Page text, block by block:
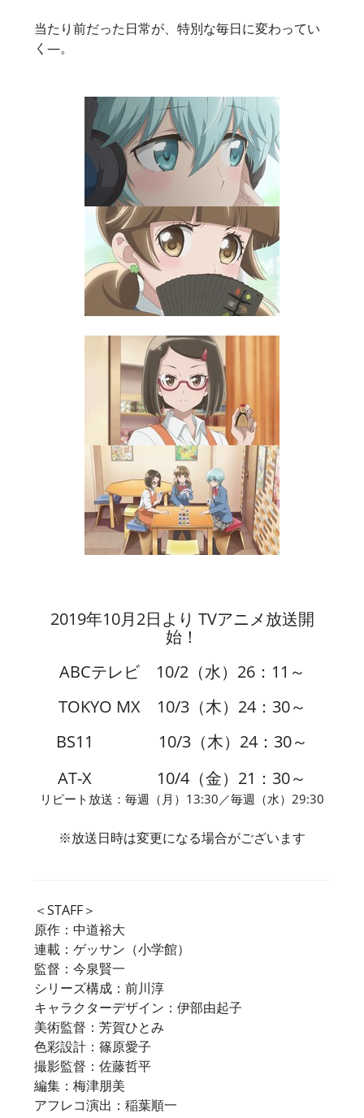
当たり前だった日常が、特別な毎日に変わってい
く―。
2019年10月2日より TVアニメ放送開
始！
ABCテレビ 10/2（水）26：11～
TOKYO MX 10/3（木）24：30～
BS11 10/3（木）24：30～
AT-X 10/4（金）21：30～
リピート放送：毎週（月）13:30／毎週（水）29:30
※放送日時は変更になる場合がございます
＜STAFF＞
原作：中道裕大
連載：ゲッサン（小学館）
監督：今泉賢一
シリーズ構成：前川淳
キャラクターデザイン：伊部由起子
美術監督：芳賀ひとみ
色彩設計：篠原愛子
撮影監督：佐藤哲平
編集：梅津朋美
アフレコ演出：稲葉順一